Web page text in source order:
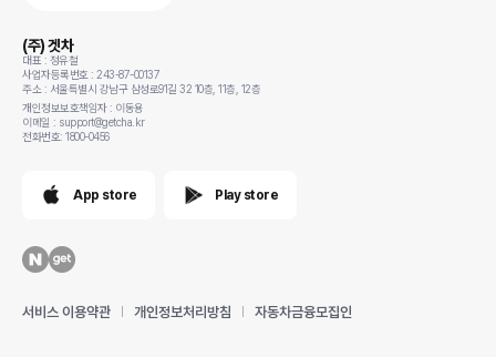
(주) 겟차
대표 : 정유철
사업자등록번호 : 243-87-00137
주소 : 서울특별시 강남구 삼성로91길 32 10층, 11층, 12층
개인정보보호책임자 : 이동용
이메일 : support@getcha.kr
전화번호: 1800-0456
App store Play store
서비스 이용약관 개인정보처리방침 자동차금융모집인